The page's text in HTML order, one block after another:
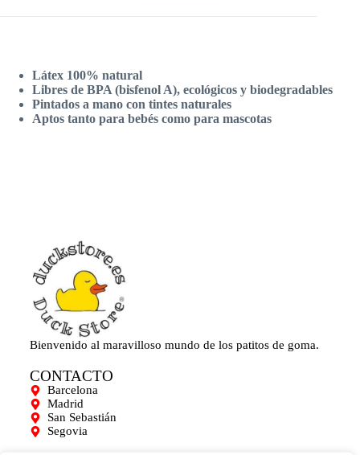
Látex 100% natural
Libres de BPA (bisfenol A), ecológicos y biodegradables
Pintados a mano con tintes naturales
Aptos tanto para bebés como para mascotas
Bienvenido al maravilloso mundo de los patitos de goma.
CONTACTO
Barcelona
Madrid
San Sebastián
Segovia